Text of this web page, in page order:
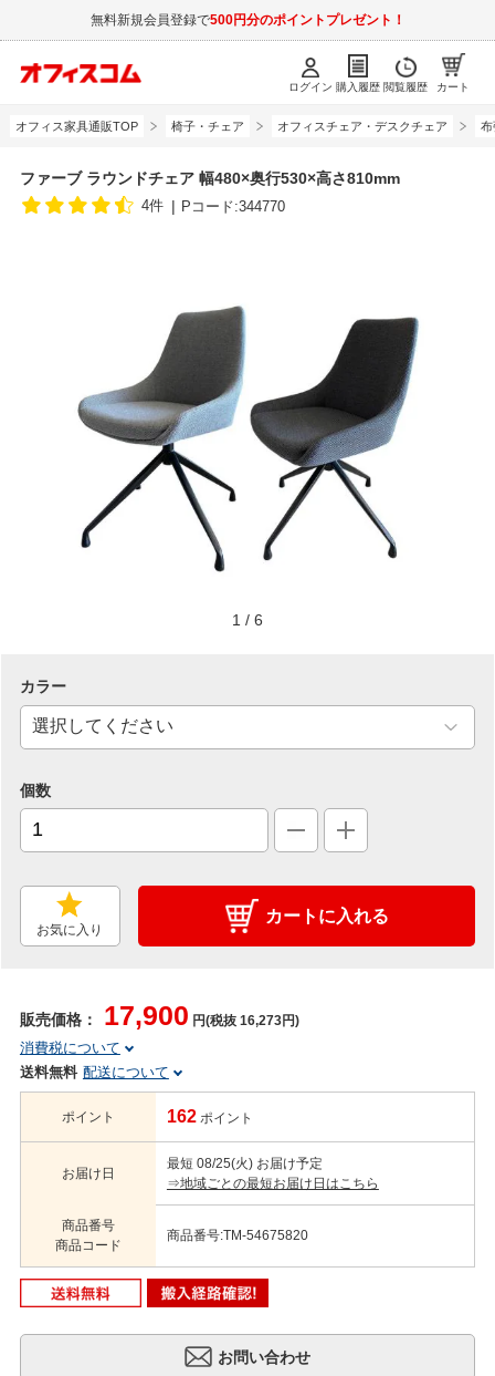
無料新規会員登録で500円分のポイントプレゼント！
ログイン 購入履歴 閲覧履歴 カート
オフィス家具通販TOP 椅子・チェア オフィスチェア・デスクチェア 布
ファーブ ラウンドチェア 幅480×奥行530×高さ810mm
4件 Pコード:344770
1 / 6
カラー
個数
お気に入り
カートに入れる
販売価格： 17,900 円(税抜 16,273円)
消費税について
送料無料 配送について
ポイント 162 ポイント
お届け日
最短 08/25(火) お届け予定
⇒地域ごとの最短お届け日はこちら
商品番号
商品コード
商品番号:TM-54675820